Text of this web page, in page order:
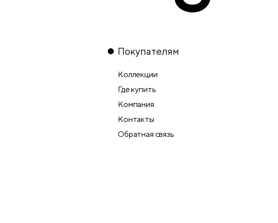
Покупателям
Коллекции
Где купить
Компания
Контакты
Обратная связь